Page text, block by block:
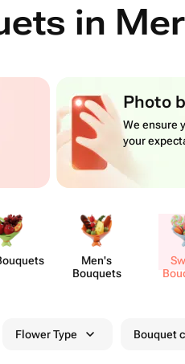
in
Photo
We ensure
your
Men's
Bouquets
Flower Type Bouquet